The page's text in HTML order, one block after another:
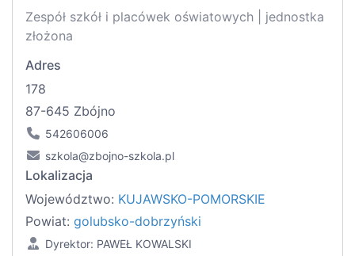
Zespół szkół i placówek oświatowych | jednostka
złożona
Adres
178
87-645 Zbójno
542606006
szkola@zbojno-szkola.pl
Lokalizacja
Województwo: KUJAWSKO-POMORSKIE
Powiat: golubsko-dobrzyński
Dyrektor: PAWEŁ KOWALSKI